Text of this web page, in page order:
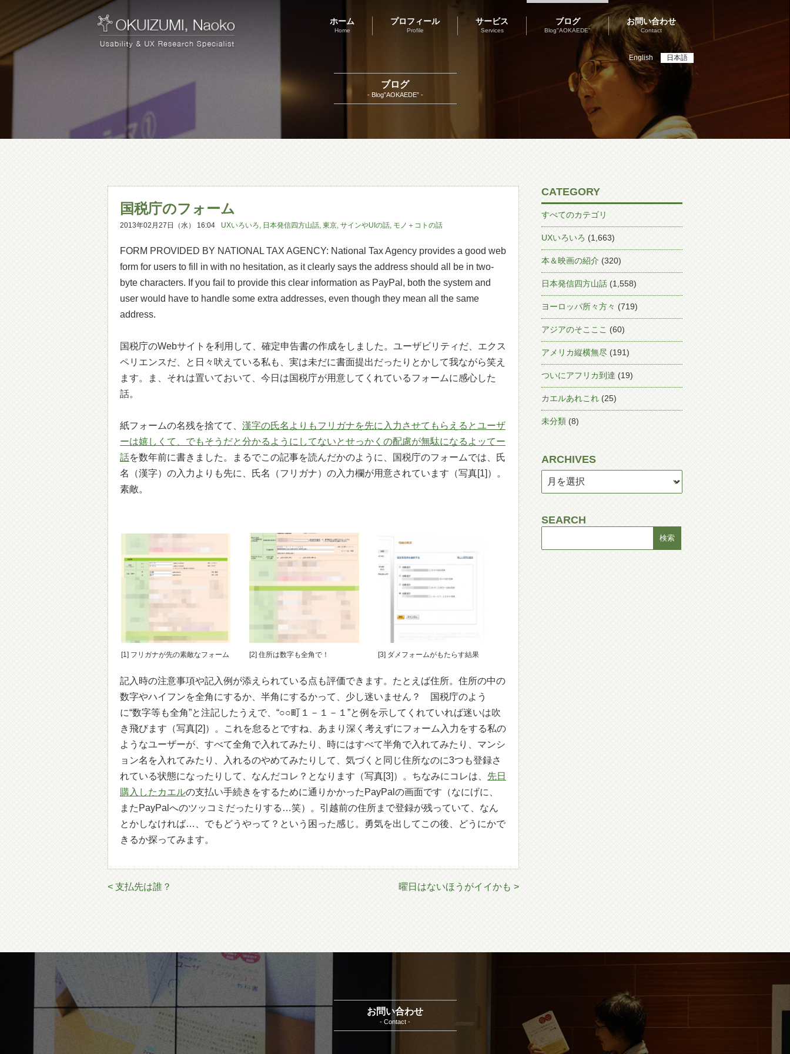
English 日本語
ホーム
Home
プロフィール
Profile
サービス
Services
ブログ
Blog"AOKAEDE"
お問い合わせ
Contact
ブログ
- Blog”AOKAEDE” -
国税庁のフォーム
2013年02月27日（水） 16:04 UXいろいろ, 日本発信四方山話, 東京, サインやUIの話, モノ＋コトの話
FORM PROVIDED BY NATIONAL TAX AGENCY: National Tax Agency provides a good web
form for users to fill in with no hesitation, as it clearly says the address should all be in two-
byte characters. If you fail to provide this clear information as PayPal, both the system and
user would have to handle some extra addresses, even though they mean all the same
address.
国税庁のWebサイトを利用して、確定申告書の作成をしました。ユーザビリティだ、エクス
ペリエンスだ、と日々吠えている私も、実は未だに書面提出だったりとかして我ながら笑え
ます。ま、それは置いておいて、今日は国税庁が用意してくれているフォームに感心した
話。
紙フォームの名残を捨てて、 漢字の氏名よりもフリガナを先に入力させてもらえるとユーザ
ーは嬉しくて、でもそうだと分かるようにしてないとせっかくの配慮が無駄になるよッてー
話を数年前に書きました。まるでこの記事を読んだかのように、国税庁のフォームでは、氏
名（漢字）の入力よりも先に、氏名（フリガナ）の入力欄が用意されています（写真[1]）。
素敵。
[1] フリガナが先の素敵なフォーム [2] 住所は数字も全角で！ [3] ダメフォームがもたらす結果
記入時の注意事項や記入例が添えられている点も評価できます。たとえば住所。住所の中の
数字やハイフンを全角にするか、半角にするかって、少し迷いません？ 国税庁のよう
に“数字等も全角”と注記したうえで、“○○町１－１－１”と例を示してくれていれば迷いは吹
き飛びます（写真[2]）。これを怠るとですね、あまり深く考えずにフォーム入力をする私の
ようなユーザーが、すべて全角で入れてみたり、時にはすべて半角で入れてみたり、マンシ
ョン名を入れてみたり、入れるのやめてみたりして、気づくと同じ住所なのに3つも登録さ
れている状態になったりして、なんだコレ？となります（写真[3]）。ちなみにコレは、 先日
購入したカエルの支払い手続きをするために通りかかったPayPalの画面です（なにげに、
またPayPalへのツッコミだったりする…笑）。引越前の住所まで登録が残っていて、なん
とかしなければ…、でもどうやって？という困った感じ。勇気を出してこの後、どうにかで
きるか探ってみます。
< 支払先は誰？ 曜日はないほうがイイかも >
CATEGORY
すべてのカテゴリ
UXいろいろ (1,663)
本＆映画の紹介 (320)
日本発信四方山話 (1,558)
ヨーロッパ所々方々 (719)
アジアのそこここ (60)
アメリカ縦横無尽 (191)
ついにアフリカ到達 (19)
カエルあれこれ (25)
未分類 (8)
ARCHIVES
SEARCH
お問い合わせ
- Contact -